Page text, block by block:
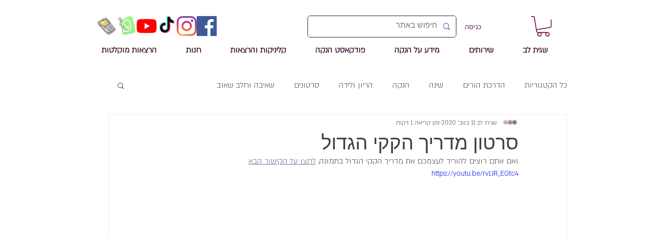
כניסה
שגית לב שירותים מידע על הנקה פודקאסט הנקה קליניקות והרצאות חנות הרצאות מוקלטות
כל הקטגוריות הדרכת הורים שינה הנקה הריון ולידה סרטונים שאיבה וחלב שאוב
סרטון מדריך הקקי הגדול
שגית לב 11 בנוב׳ 2020 זמן קריאה 1 דקות
ואם אתם רוצים להוריד לעצמכם את מדריך הקקי הגדול בתמונה, לחצו על הקישור הבא
https://youtu.be/rv1JR_EGtc4